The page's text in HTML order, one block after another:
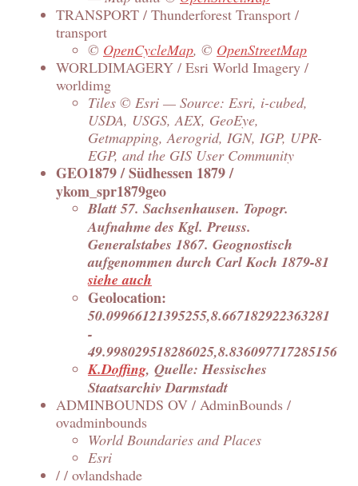
TRANSPORT / Thunderforest Transport /
transport
© OpenCycleMap, © OpenStreetMap
WORLDIMAGERY / Esri World Imagery /
worldimg
Tiles © Esri — Source: Esri, i-cubed,
USDA, USGS, AEX, GeoEye,
Getmapping, Aerogrid, IGN, IGP, UPR-
EGP, and the GIS User Community
GEO1879 / Südhessen 1879 /
ykom_spr1879geo
Blatt 57. Sachsenhausen. Topogr.
Aufnahme des Kgl. Preuss.
Generalstabes 1867. Geognostisch
aufgenommen durch Carl Koch 1879-81
siehe auch
Geolocation:
50.09966121395255,8.667182922363281
-
49.998029518286025,8.836097717285156
K.Doffing, Quelle: Hessisches
Staatsarchiv Darmstadt
ADMINBOUNDS OV / AdminBounds /
ovadminbounds
World Boundaries and Places
Esri
/ / ovlandshade